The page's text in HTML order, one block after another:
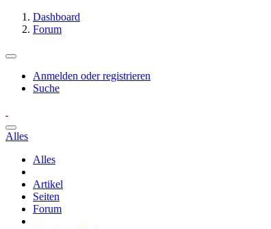
Dashboard
Forum
Anmelden oder registrieren
Suche
Alles
Alles
Artikel
Seiten
Forum